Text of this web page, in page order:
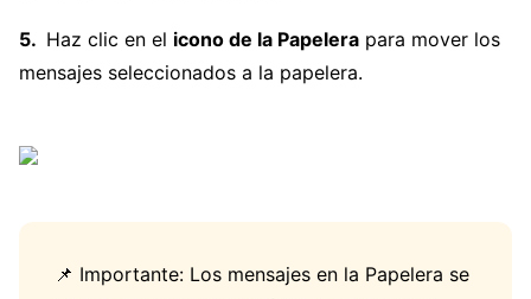
Haz clic en el icono de la Papelera para mover los
mensajes seleccionados a la papelera.
📌 Importante: Los mensajes en la Papelera se